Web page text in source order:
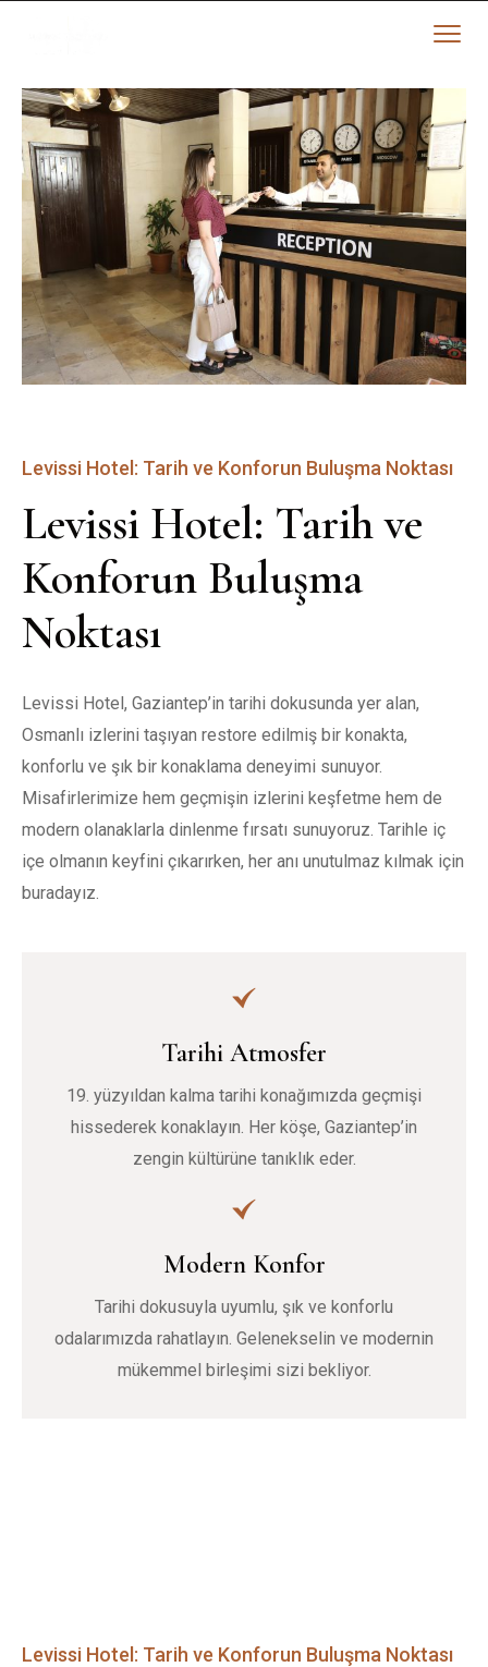
Levissi Hotel: Tarih ve Konforun Buluşma Noktası
Levissi Hotel: Tarih ve
Konforun Buluşma
Noktası
Levissi Hotel, Gaziantep’in tarihi dokusunda yer alan,
Osmanlı izlerini taşıyan restore edilmiş bir konakta,
konforlu ve şık bir konaklama deneyimi sunuyor.
Misafirlerimize hem geçmişin izlerini keşfetme hem de
modern olanaklarla dinlenme fırsatı sunuyoruz. Tarihle iç
içe olmanın keyfini çıkarırken, her anı unutulmaz kılmak için
buradayız.
Tarihi Atmosfer
19. yüzyıldan kalma tarihi konağımızda geçmişi
hissederek konaklayın. Her köşe, Gaziantep’in
zengin kültürüne tanıklık eder.
Modern Konfor
Tarihi dokusuyla uyumlu, şık ve konforlu
odalarımızda rahatlayın. Gelenekselin ve modernin
mükemmel birleşimi sizi bekliyor.
Levissi Hotel: Tarih ve Konforun Buluşma Noktası